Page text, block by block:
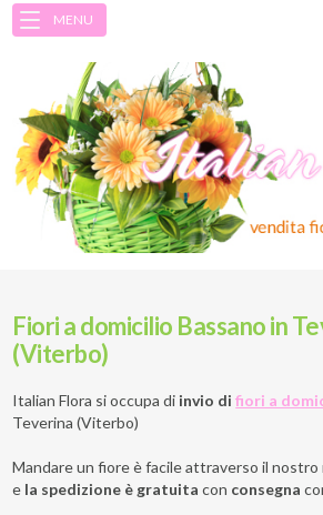
MENU
Fiori a domicilio Bassano in
(Viterbo)
Italian Flora si occupa di invio difiori a
Teverina (Viterbo)
Mandare un fiore è facile attraverso il
e la spedizione è gratuita con consegna